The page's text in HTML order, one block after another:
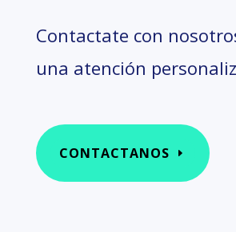
Contactate con
una atención
CONTACTANOS